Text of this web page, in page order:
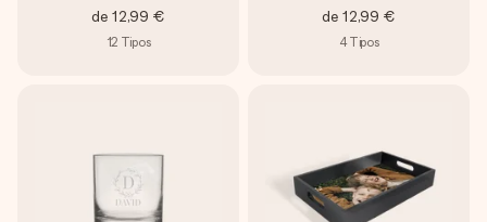
de 12,99 €
12 Tipos
de 12,99 €
4Tipos